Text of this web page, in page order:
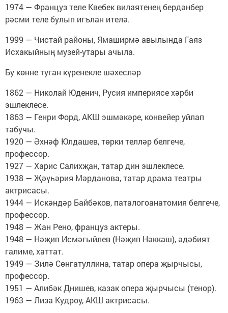
1974 — Француз теле Квебек вилаятенең бердәнбер
рәсми теле булып игълан ителә.
1999 — Чистай районы, Ямаширмә авылында Гаяз
Исхакыйның музей-утары ачыла.
Бу көнне туган күренекле шәхесләр
1862 — Николай Юденич, Русия империясе хәрби
эшлеклесе.
1863 — Генри Форд, АКШ эшмәкәре, конвейер уйлап
табучы.
1920 — Әхнәф Юлдашев, төрки телләр белгече,
профессор.
1927 — Харис Салихҗан, татар дин эшлеклесе.
1938 — Җәүһәрия Мәрданова, татар драма театры
актрисасы.
1944 — Искәндәр Байбәков, паталогоанатомия белгече,
профессор.
1948 — Жан Рено, француз актеры.
1948 — Нәҗип Исмәгыйлев (Нәҗип Нәккаш), әдәбият
галиме, хаттат.
1949 — Зилә Сөнгатуллина, татар опера җырчысы,
профессор.
1951 — Алибәк Днишев, казак опера җырчысы (тенор).
1963 — Лиза Кудроу, АКШ актрисасы.